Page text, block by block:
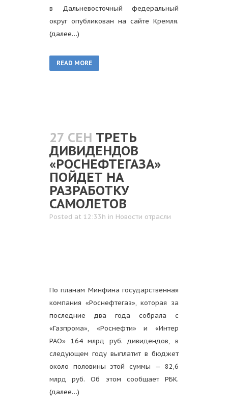
в Дальневосточный федеральный
округ опубликован на сайте Кремля.
(далее…)
READ MORE
27 СЕН ТРЕТЬ
ДИВИДЕНДОВ
«РОСНЕФТЕГАЗА»
ПОЙДЕТ НА
РАЗРАБОТКУ
САМОЛЕТОВ
Posted at 12:33h in Новости отрасли
По планам Минфина государственная
компания «Роснефтегаз», которая за
последние два года собрала с
«Газпрома», «Роснефти» и «Интер
РАО» 164 млрд руб. дивидендов, в
следующем году выплатит в бюджет
около половины этой суммы — 82,6
млрд руб. Об этом сообщает РБК.
(далее…)